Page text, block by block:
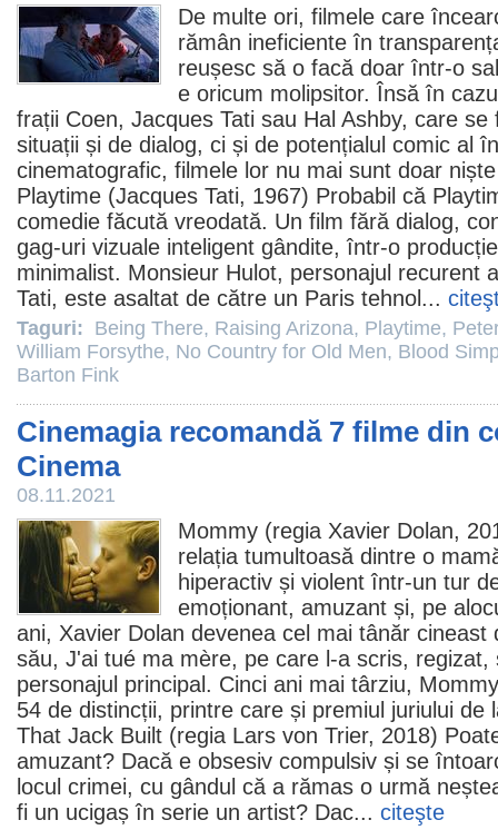
De multe ori, filmele care
rămân ineficiente în
reușesc să o facă doar într-o
e oricum molipsitor. Însă în
frații Coen, Jacques Tati sau Hal Ashby, care se
situații și de dialog, ci și de potențialul comic al
cinematografic, filmele lor nu mai sunt doar
Playtime (Jacques Tati, 1967) Probabil că
comedie făcută vreodată. Un film fără dialog,
gag-uri vizuale inteligent gândite, într-o
minimalist. Monsieur Hulot, personajul recurent
Tati, este asaltat de către un Paris tehnol...
Taguri: Being There, Raising Arizona, Playtime,
William Forsythe, No Country for Old Men, Blood
Barton Fink
Cinemagia recomandă 7 filme din
Cinema
08.11.2021
Mommy (regia Xavier Dolan,
relația tumultoasă dintre o
hiperactiv și violent într-un tur
emoționant, amuzant și, pe
ani, Xavier Dolan devenea cel mai tânăr cineast
său, J'ai tué ma mère, pe care l-a scris,
personajul principal. Cinci ani mai târziu,
54 de distincții, printre care și premiul juriului de
That Jack Built (regia Lars von Trier, 2018)
amuzant? Dacă e obsesiv compulsiv și se
locul crimei, cu gândul că a rămas o urmă
fi un ucigaș în serie un artist? Dac... citeşte